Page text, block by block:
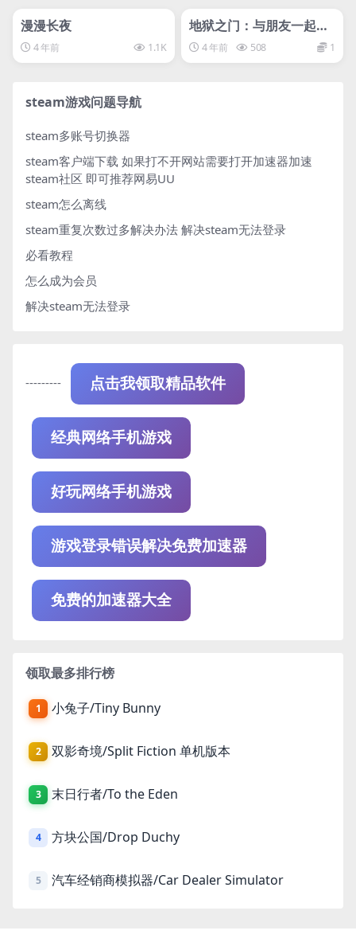
漫漫长夜
4 年前 1.1K
svip专属
地狱之门：与朋友一起狂
怒/Hellstuck: Rage Wit
h Your Friends
4 年前 508 1
steam游戏问题导航
steam多账号切换器
steam客户端下载 如果打不开网站需要打开加速器加速
steam社区 即可推荐网易UU
steam怎么离线
steam重复次数过多解决办法 解决steam无法登录
必看教程
怎么成为会员
解决steam无法登录
--------- 点击我领取精品软件
经典网络手机游戏
好玩网络手机游戏
游戏登录错误解决免费加速器
免费的加速器大全
领取最多排行榜
1 小兔子/Tiny Bunny
2 双影奇境/Split Fiction 单机版本
3 末日行者/To the Eden
4 方块公国/Drop Duchy
5 汽车经销商模拟器/Car Dealer Simulator